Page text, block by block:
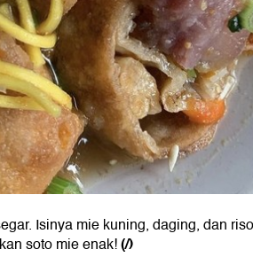
Isinya mie kuning, daging, dan
soto mie enak!(/)